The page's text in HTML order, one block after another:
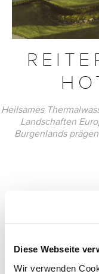
Diese Webseite
Wir verwenden
Heilsames
Landschaften
Burgenlands